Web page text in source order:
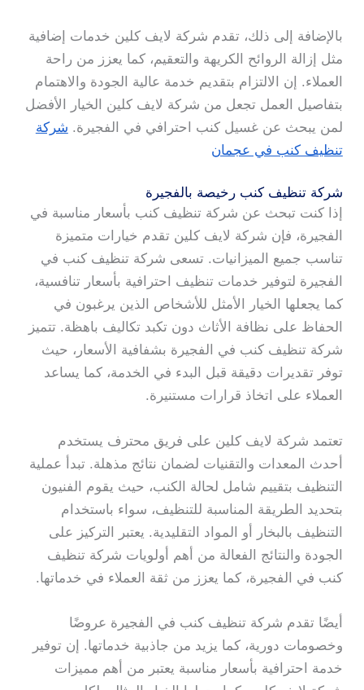
بالإضافة إلى ذلك، تقدم شركة لايف كلين خدمات إضافية
مثل إزالة الروائح الكريهة والتعقيم، كما يعزز من راحة
العملاء. إن الالتزام بتقديم خدمة عالية الجودة والاهتمام
بتفاصيل العمل تجعل من شركة لايف كلين الخيار الأفضل
لمن يبحث عن غسيل كنب احترافي في الفجيرة. شركة
تنظيف كنب في عجمان
شركة تنظيف كنب رخيصة بالفجيرة
إذا كنت تبحث عن شركة تنظيف كنب بأسعار مناسبة في
الفجيرة، فإن شركة لايف كلين تقدم خيارات متميزة
تناسب جميع الميزانيات. تسعى شركة تنظيف كنب في
الفجيرة لتوفير خدمات تنظيف احترافية بأسعار تنافسية،
كما يجعلها الخيار الأمثل للأشخاص الذين يرغبون في
الحفاظ على نظافة الأثاث دون تكبد تكاليف باهظة. تتميز
شركة تنظيف كنب في الفجيرة بشفافية الأسعار، حيث
توفر تقديرات دقيقة قبل البدء في الخدمة، كما يساعد
العملاء على اتخاذ قرارات مستنيرة.
تعتمد شركة لايف كلين على فريق محترف يستخدم
أحدث المعدات والتقنيات لضمان نتائج مذهلة. تبدأ عملية
التنظيف بتقييم شامل لحالة الكنب، حيث يقوم الفنيون
بتحديد الطريقة المناسبة للتنظيف، سواء باستخدام
التنظيف بالبخار أو المواد التقليدية. يعتبر التركيز على
الجودة والنتائج الفعالة من أهم أولويات شركة تنظيف
كنب في الفجيرة، كما يعزز من ثقة العملاء في خدماتها.
أيضًا تقدم شركة تنظيف كنب في الفجيرة عروضًا
وخصومات دورية، كما يزيد من جاذبية خدماتها. إن توفير
خدمة احترافية بأسعار مناسبة يعتبر من أهم مميزات